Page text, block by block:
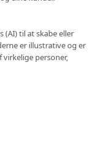
til at skabe eller
er illustrative og er
personer,